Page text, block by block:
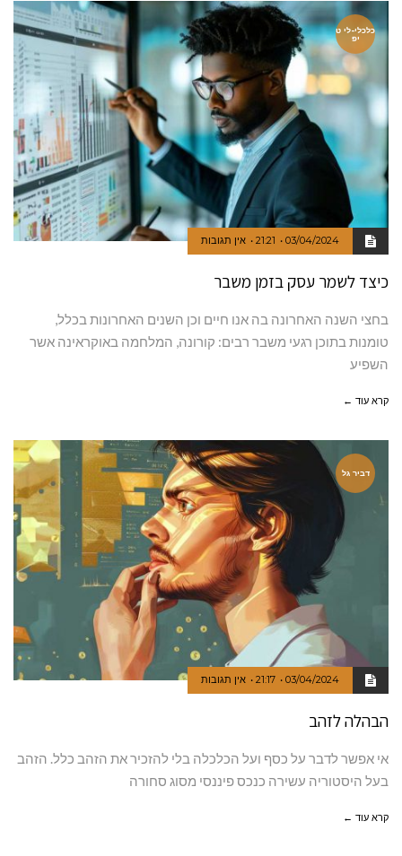
כלכלי-לי ט
יפ
03/04/2024
21:21 אין תגובות
כיצד לשמר עסק בזמן משבר
בחצי השנה האחרונה בה אנו חיים וכן השנים האחרונות בכלל,
טומנות בתוכן רגעי משבר רבים: קורונה, המלחמה באוקראינה אשר
השפיע
קרא עוד ←
דביר גל
03/04/2024
21:17 אין תגובות
הבהלה לזהב
אי אפשר לדבר על כסף ועל הכלכלה בלי להזכיר את הזהב כלל. הזהב
בעל היסטוריה עשירה כנכס פיננסי מסוג סחורה
קרא עוד ←